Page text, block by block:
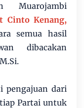
Muarojambi
Cinto Kenang,
semua hasil
dibacakan
pengajuan dari
Partai untuk